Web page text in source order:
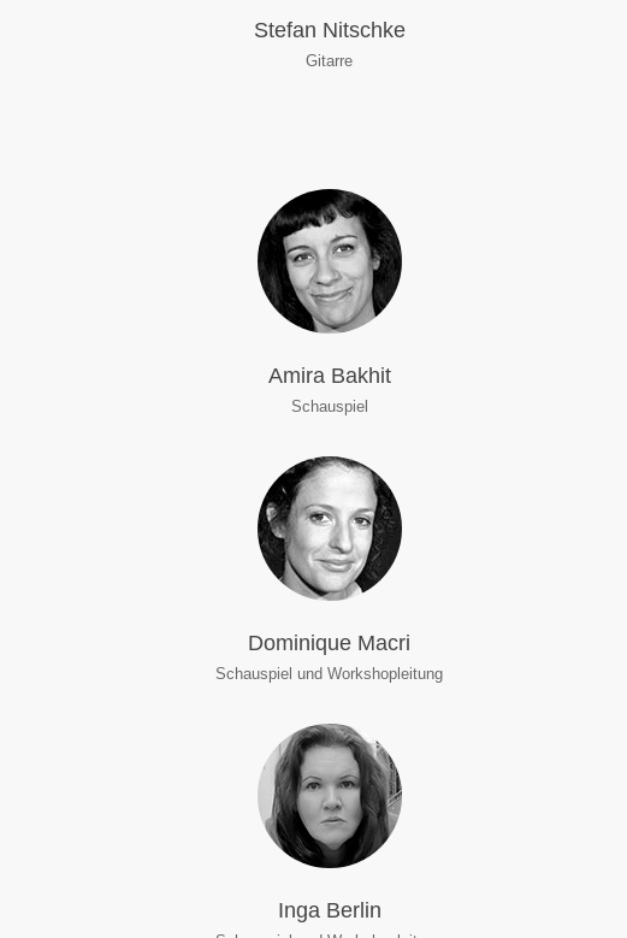
Stefan Nitschke
Gitarre
Amira Bakhit
Schauspiel
Dominique Macri
Schauspiel und Workshopleitung
Inga Berlin